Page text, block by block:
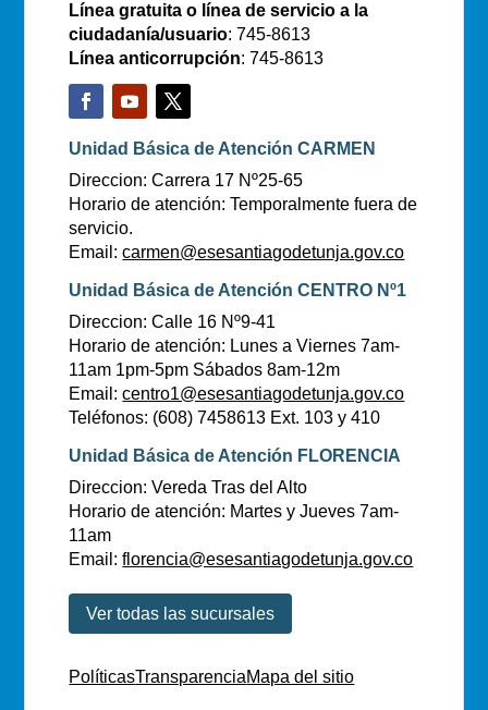
Línea gratuita o línea de servicio a la
ciudadanía/usuario: 745-8613
Línea anticorrupción: 745-8613
Unidad Básica de Atención CARMEN
Direccion: Carrera 17 Nº25-65
Horario de atención: Temporalmente fuera de
servicio.
Email:carmen@esesantiagodetunja.gov.co
Unidad Básica de Atención CENTRO Nº1
Direccion: Calle 16 Nº9-41
Horario de atención: Lunes a Viernes 7am-
11am 1pm-5pm Sábados 8am-12m
Email:centro1@esesantiagodetunja.gov.co
Teléfonos: (608) 7458613 Ext. 103 y 410
Unidad Básica de Atención FLORENCIA
Direccion: Vereda Tras del Alto
Horario de atención: Martes y Jueves 7am-
11am
Email:florencia@esesantiagodetunja.gov.co
Ver todas las sucursales
PolíticasTransparenciaMapa del sitio